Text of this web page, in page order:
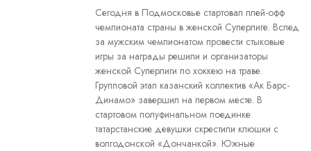
Сегодня в Подмосковье стартовал плей-офф
чемпионата страны в женской Суперлиге. Вслед
за мужским чемпионатом провести стыковые
игры за награды решили и организаторы
женской Суперлиги по хоккею на траве.
Групповой этап казанский коллектив «Ак Барс-
Динамо» завершил на первом месте. В
стартовом полуфинальном поединке
татарстанские девушки скрестили клюшки с
волгодонской «Дончанкой». Южные